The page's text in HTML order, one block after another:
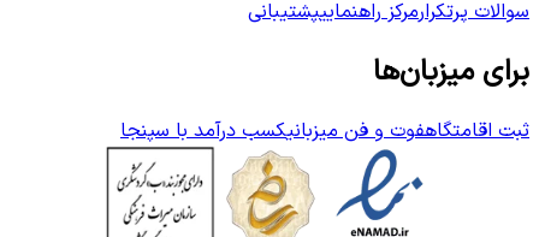
سوالات پرتکرارمرکز راهنماییپشتیبانی
برای میزبان‌ها
ثبت اقامتگاهفوت و فن میزبانیکسب درآمد با سپنجا